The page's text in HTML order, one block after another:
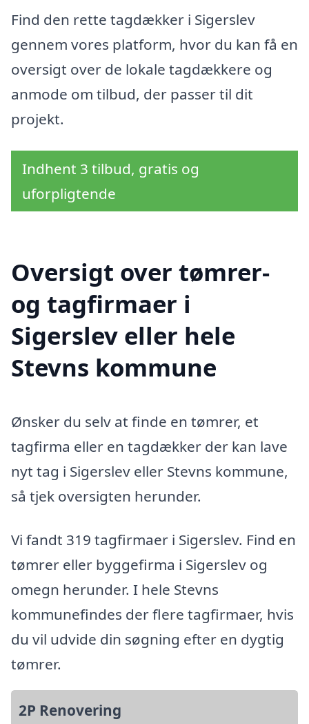
Find den rette tagdækker i Sigerslev
gennem vores platform, hvor du kan få en
oversigt over de lokale tagdækkere og
anmode om tilbud, der passer til dit
projekt.
Indhent 3 tilbud, gratis og
uforpligtende
Oversigt over tømrer-
og tagfirmaer i
Sigerslev eller hele
Stevns kommune
Ønsker du selv at finde en tømrer, et
tagfirma eller en tagdækker der kan lave
nyt tag i Sigerslev eller Stevns kommune,
så tjek oversigten herunder.
Vi fandt 319 tagfirmaer i Sigerslev. Find en
tømrer eller byggefirma i Sigerslev og
omegn herunder. I hele Stevns
kommunefindes der flere tagfirmaer, hvis
du vil udvide din søgning efter en dygtig
tømrer.
2P Renovering